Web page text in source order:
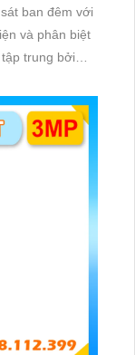
ban đêm với
và phân biệt
trung bởi